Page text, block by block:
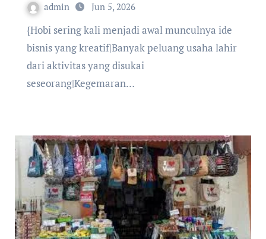
admin Jun 5, 2026
{Hobi sering kali menjadi awal munculnya ide
bisnis yang kreatif|Banyak peluang usaha lahir
dari aktivitas yang disukai
seseorang|Kegemaran…